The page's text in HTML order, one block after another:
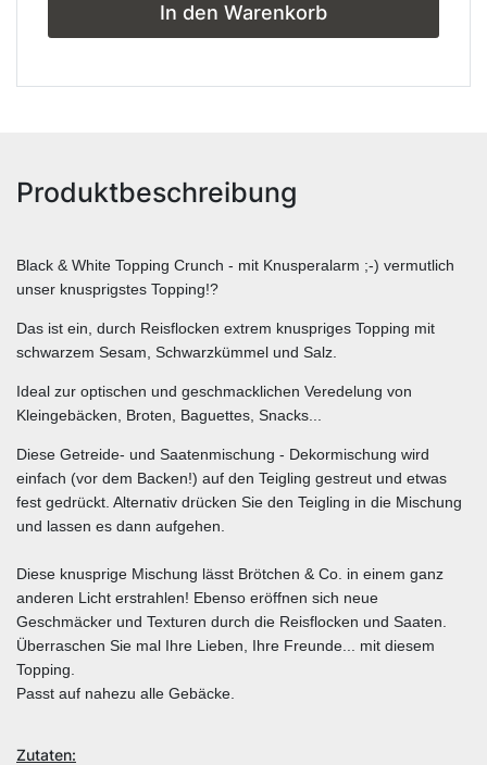
In den Warenkorb
Produktbeschreibung
Black & White Topping Crunch - mit Knusperalarm ;-) vermutlich
unser knusprigstes Topping!?
Das ist ein, durch Reisflocken extrem knuspriges Topping mit
schwarzem Sesam, Schwarzkümmel und Salz.
Ideal zur optischen und geschmacklichen Veredelung von
Kleingebäcken, Broten, Baguettes, Snacks...
Diese Getreide- und Saatenmischung - Dekormischung wird
einfach (vor dem Backen!) auf den Teigling gestreut und etwas
fest gedrückt. Alternativ drücken Sie den Teigling in die Mischung
und lassen es dann aufgehen.
Diese knusprige Mischung lässt Brötchen & Co. in einem ganz
anderen Licht erstrahlen! Ebenso eröffnen sich neue
Geschmäcker und Texturen durch die Reisflocken und Saaten.
Überraschen Sie mal Ihre Lieben, Ihre Freunde... mit diesem
Topping.
Passt auf nahezu alle Gebäcke.
Zutaten: